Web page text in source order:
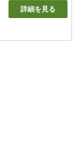
詳細を見る